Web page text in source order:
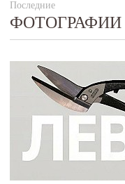
Последние
ФОТОГРАФИИ